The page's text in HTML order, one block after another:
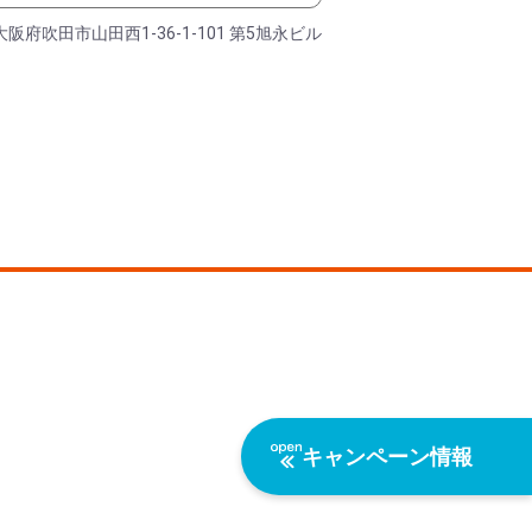
キャンペーン情報
阪府吹田市山田西1-36-1-101 第5旭永ビル